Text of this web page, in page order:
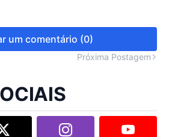
um comentário (0)
Próxima Postagem